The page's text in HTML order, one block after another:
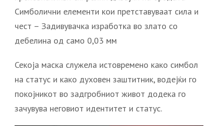
Симболични елементи кои претставуваат сила и
чест – Задивувачка изработка во злато со
дебелина од само 0,03 мм
Секоја маска служела истовремено како симбол
на статус и како духовен заштитник, водејќи го
покојникот во задгробниот живот додека го
зачувува неговиот идентитет и статус.